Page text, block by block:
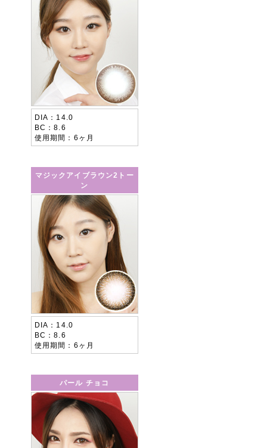
DIA
14.0
BC
8.6
使用期間
6ヶ月
マジックアイブラウン2トー
ン
DIA
14.0
BC
8.6
使用期間
6ヶ月
パール チョコ